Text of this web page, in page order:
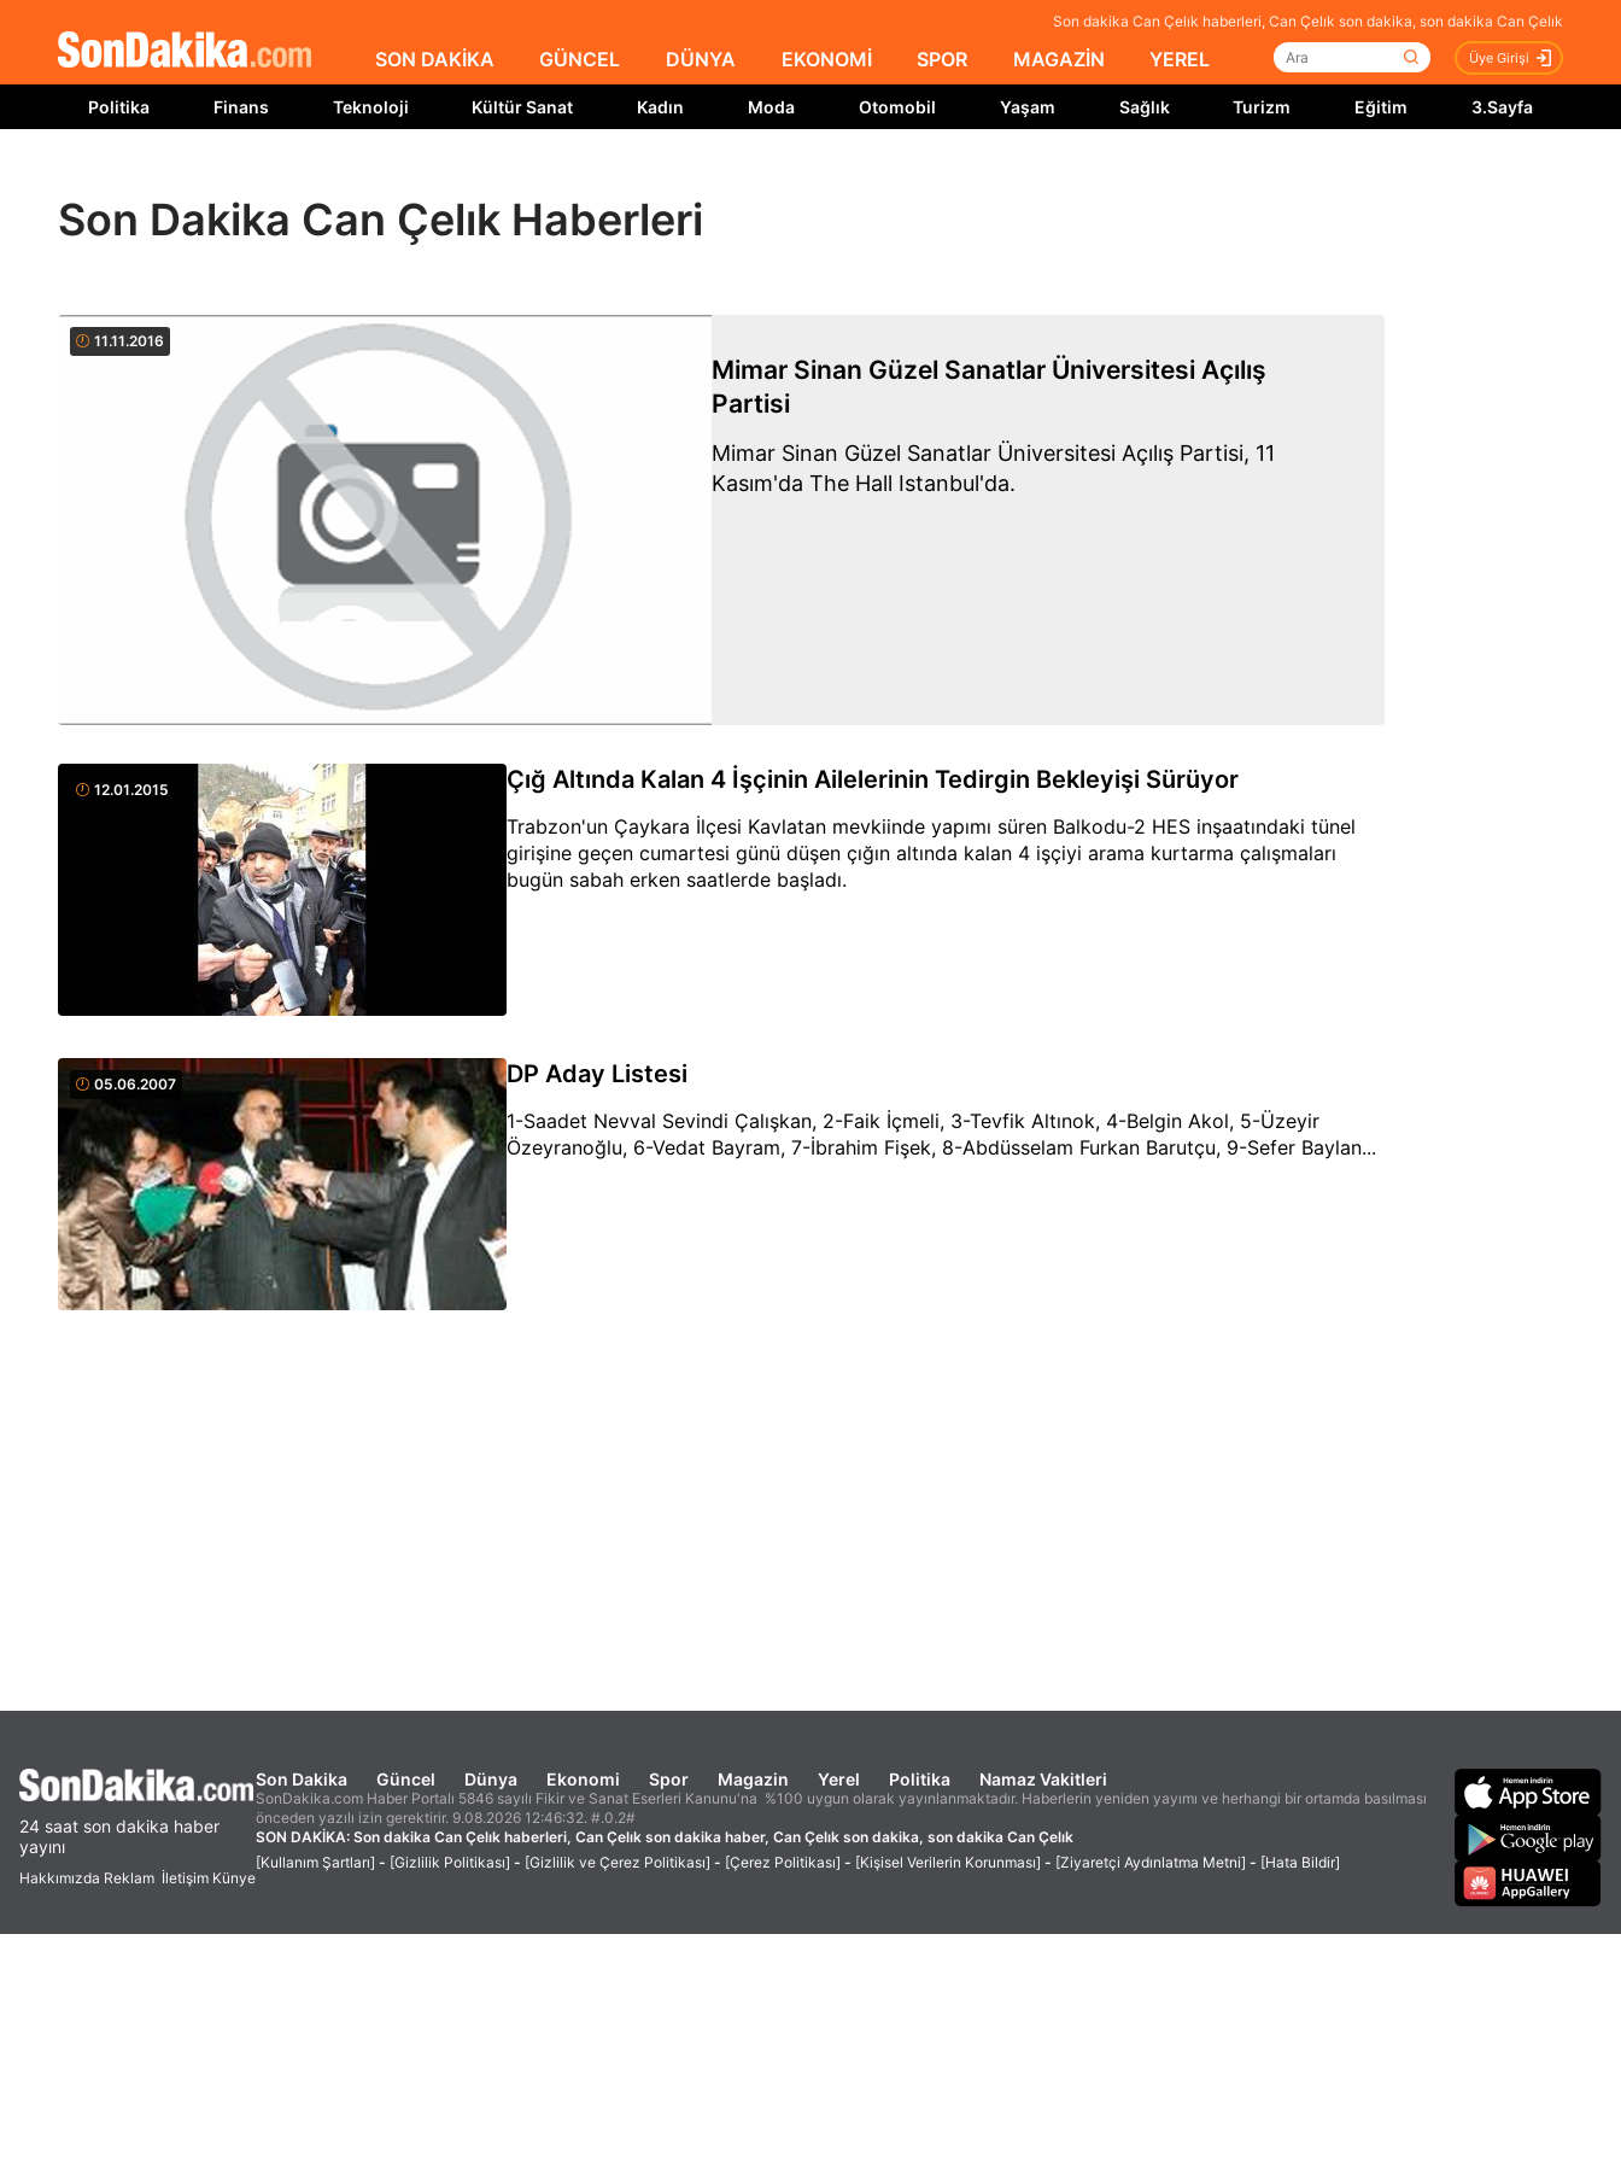
Son dakika Can Çelık haberleri, Can Çelık son dakika, son dakika Can Çelık
SON DAKİKA GÜNCEL DÜNYA EKONOMİ SPOR MAGAZİN YEREL Üye Girişi
Politika Finans Teknoloji Kültür Sanat Kadın Moda Otomobil Yaşam Sağlık Turizm Eğitim 3.Sayfa
Son Dakika Can Çelık Haberleri
11.11.2016
Mimar Sinan Güzel Sanatlar Üniversitesi Açılış
Partisi
Mimar Sinan Güzel Sanatlar Üniversitesi Açılış Partisi, 11
Kasım'da The Hall Istanbul'da.
12.01.2015 Çığ Altında Kalan 4 İşçinin Ailelerinin Tedirgin Bekleyişi Sürüyor
Trabzon'un Çaykara İlçesi Kavlatan mevkiinde yapımı süren Balkodu-2 HES inşaatındaki tünel
girişine geçen cumartesi günü düşen çığın altında kalan 4 işçiyi arama kurtarma çalışmaları
bugün sabah erken saatlerde başladı.
05.06.2007 DP Aday Listesi
1-Saadet Nevval Sevindi Çalışkan, 2-Faik İçmeli, 3-Tevfik Altınok, 4-Belgin Akol, 5-Üzeyir
Özeyranoğlu, 6-Vedat Bayram, 7-İbrahim Fişek, 8-Abdüsselam Furkan Barutçu, 9-Sefer Baylan...
24 saat son dakika haber
yayını
Hakkımızda Reklam İletişim Künye
Son Dakika Güncel Dünya Ekonomi Spor Magazin Yerel Politika Namaz Vakitleri
SonDakika.com Haber Portalı 5846 sayılı Fikir ve Sanat Eserleri Kanunu'na %100 uygun olarak yayınlanmaktadır. Haberlerin yeniden yayımı ve herhangi bir ortamda basılması
önceden yazılı izin gerektirir. 9.08.2026 12:46:32. #.0.2#
SON DAKİKA: Son dakika Can Çelık haberleri, Can Çelık son dakika haber, Can Çelık son dakika, son dakika Can Çelık
[Kullanım Şartları] - [Gizlilik Politikası] - [Gizlilik ve Çerez Politikası] - [Çerez Politikası] - [Kişisel Verilerin Korunması] - [Ziyaretçi Aydınlatma Metni] - [Hata Bildir]